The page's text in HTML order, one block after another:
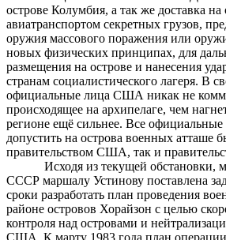
острове Колумбия, а так же доставка на
авиатранспортом секретных грузов,
оружия массового поражения или
новых физических принципах, для
размещения на острове и нанесения
странам социалистического лагеря. В
официальные лица США никак не
происходящее на архипелаге, чем
регионе ещё сильнее. Все
допустить на острова военных атташе
правительством США, так и
Исходя из текущей обстановки,
СССР маршалу Устинову поставлена
сроки разработать план проведения
районе островов Хорайзон с целью
контроля над островами и
США. К марту 1983 года план